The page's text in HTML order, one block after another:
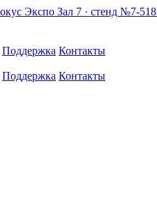
Экспо Зал 7 · стенд №7-518
Поддержка Контакты
Поддержка Контакты